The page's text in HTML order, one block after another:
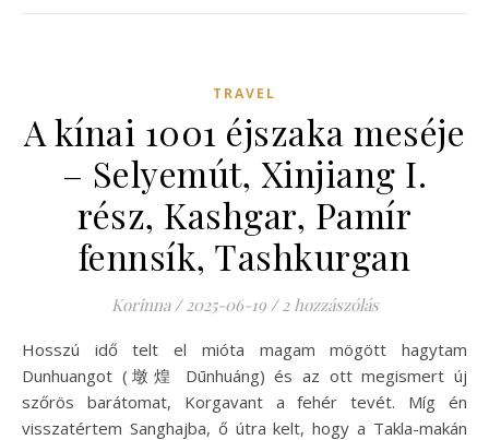
TRAVEL
A kínai 1001 éjszaka meséje
– Selyemút, Xinjiang I.
rész, Kashgar, Pamír
fennsík, Tashkurgan
Korinna / 2025-06-19 / 2 hozzászólás
Hosszú idő telt el mióta magam mögött hagytam
Dunhuangot (墩煌 Dūnhuáng) és az ott megismert új
szőrös barátomat, Korgavant a fehér tevét. Míg én
visszatértem Sanghajba, ő útra kelt, hogy a Takla-makán